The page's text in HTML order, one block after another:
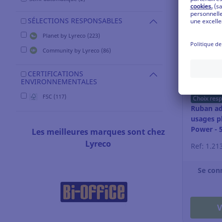
SÉLECTIONS RESPONSABLES
Planet by Lyreco (223)
Community by Lyreco (86)
CERTIFICATIONS
ENVIRONNEMENTALES
FSC (117)
Les meilleures marques sont chez
Lyreco
Choix
Ruban
usages
Power -
Ref:
Se